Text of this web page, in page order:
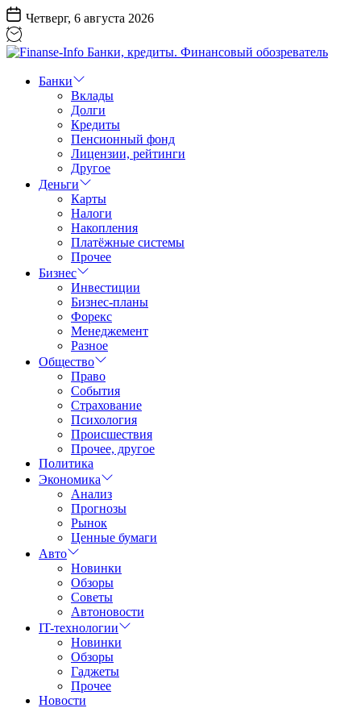
Перейти
к
содержанию
Четверг, 6 августа 2026
Info
Финансовый
обозреватель
Банки
Вклады
Долги
Кредиты
Пенсионный фонд
Лицензии, рейтинги
Другое
Деньги
Карты
Налоги
Накопления
Платёжные системы
Прочее
Бизнес
Инвестиции
Бизнес-планы
Форекс
Менеджемент
Разное
Общество
Право
События
Страхование
Психология
Происшествия
Прочее, другое
Политика
Экономика
Анализ
Прогнозы
Рынок
Ценные бумаги
Авто
Новинки
Обзоры
Советы
Автоновости
IT-технологии
Новинки
Обзоры
Гаджеты
Прочее
Новости